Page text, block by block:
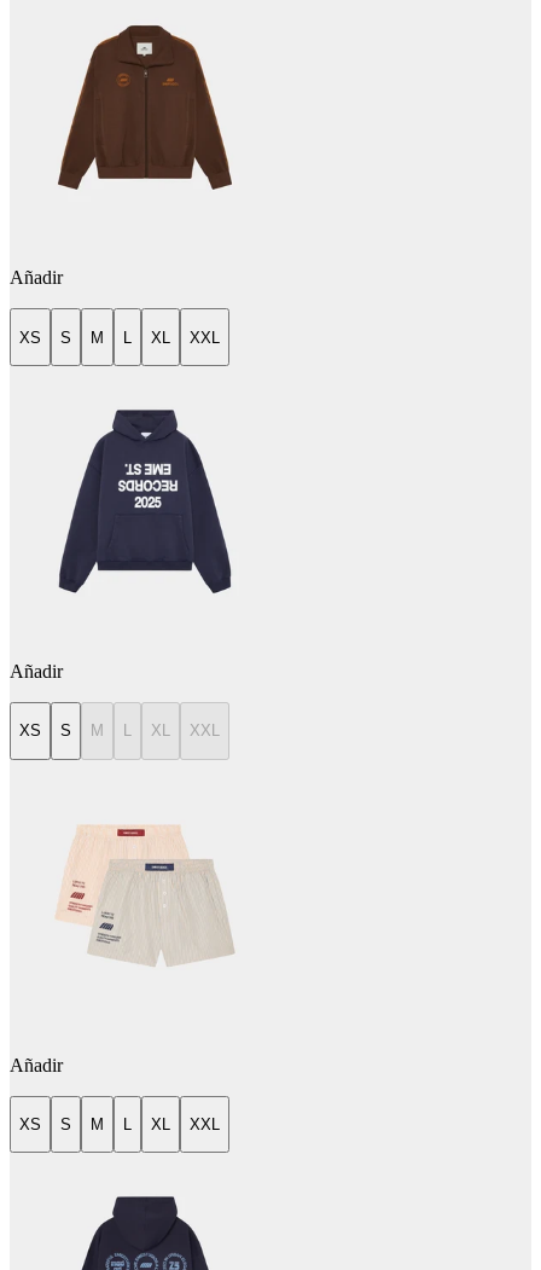
Añadir
XS S M L XL XXL
Añadir
XS S M L XL XXL
Añadir
XS S M XL XXL